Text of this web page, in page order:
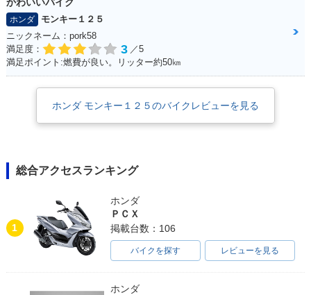
ホンダ
モンキー１２５
ニックネーム：pork58
満足度：
3 ／5
満足ポイント:燃費が良い。リッター約50㎞
ホンダ モンキー１２５のバイクレビューを見る
総合アクセスランキング
1
ホンダ
ＰＣＸ
掲載台数：106
バイクを探す レビューを見る
ホンダ